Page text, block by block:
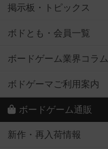
掲示板・トピックス
ボドとも・会員一覧
ボードゲーム業界コラム
ボドゲーマご利用案内
ボードゲーム通販
新作・再入荷情報